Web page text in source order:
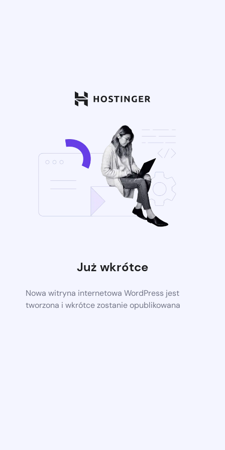
Już wkrótce
Nowa witryna internetowa WordPress jest
tworzona i wkrótce zostanie opublikowana